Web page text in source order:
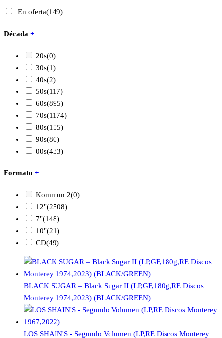
En oferta(149)
Década +
20s(0)
30s(1)
40s(2)
50s(117)
60s(895)
70s(1174)
80s(155)
90s(80)
00s(433)
Formato +
Kommun 2(0)
12"(2508)
7"(148)
10"(21)
CD(49)
BLACK SUGAR – Black Sugar II (LP,GF,180g,RE Discos
Monterey 1974,2023) (BLACK/GREEN)
LOS SHAIN'S - Segundo Volumen (LP,RE Discos Monterey